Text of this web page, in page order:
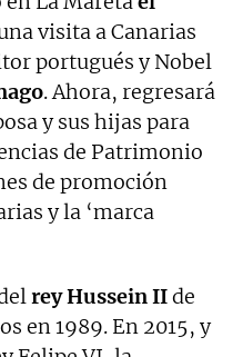
visita a Canarias
portugués y Nobel
. Ahora, regresará
y sus hijas para
de Patrimonio
de promoción
y la ‘marca
rey Hussein IIde
en 1989. En 2015, y